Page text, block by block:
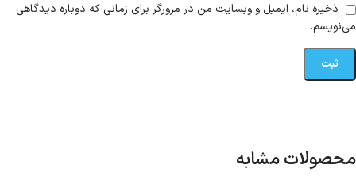
ذخیره نام، ایمیل و وبسایت من در مرورگر برای زمانی که دوباره دیدگاهی
می‌نویسم.
محصولات مشابه